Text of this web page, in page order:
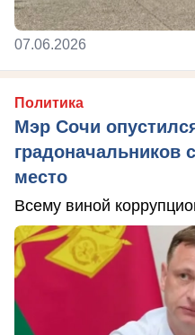
07.06.2026
Политика
Мэр Сочи
градоначальников
место
Всему виной